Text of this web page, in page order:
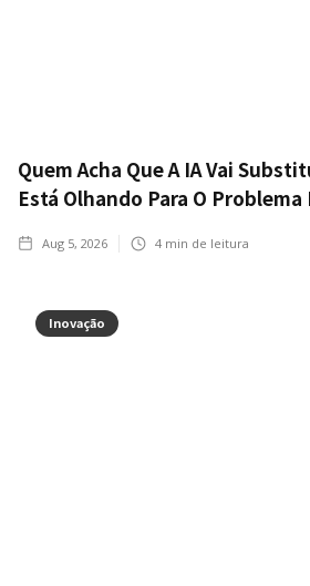
Quem Acha Que A IA Vai
Está Olhando Para O Problema
Aug 5, 2026 4 min de leitura
Inovação